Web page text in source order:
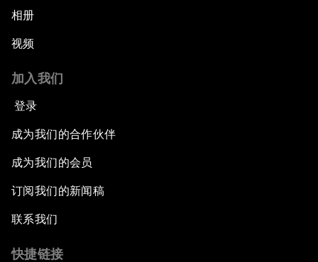
相册
视频
加入我们
登录
成为我们的合作伙伴
成为我们的会员
订阅我们的新闻稿
联系我们
快捷链接